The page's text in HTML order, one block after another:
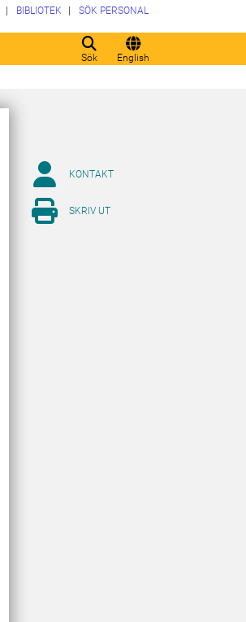
Sök English
BIBLIOTEK SÖK PERSONAL
KONTAKT
SKRIV UT